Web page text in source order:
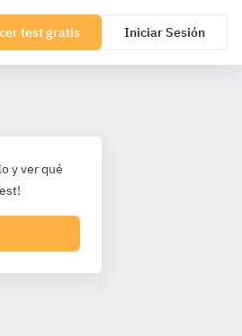
test gratis Iniciar Sesión
y ver qué